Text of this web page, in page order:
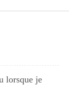
lorsque je